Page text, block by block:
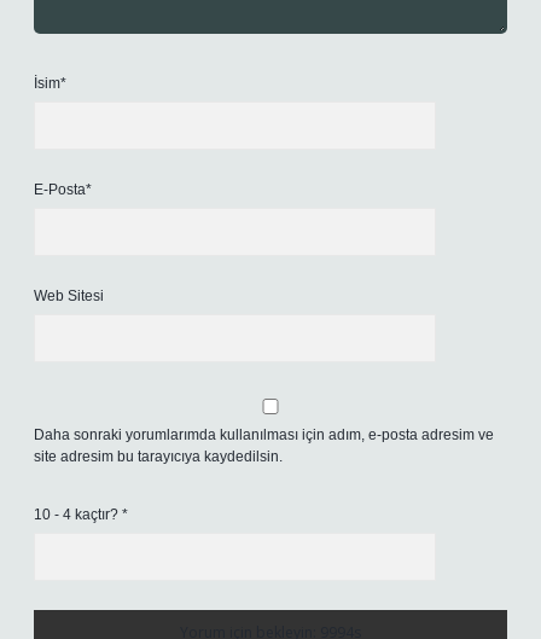
İsim*
E-Posta*
Web Sitesi
Daha sonraki yorumlarımda kullanılması için adım, e-posta adresim ve
site adresim bu tarayıcıya kaydedilsin.
10 - 4 kaçtır? *